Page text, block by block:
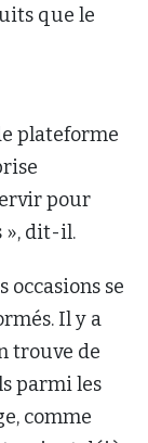
que le
plateforme
pour
», dit-il.
occasions se
Il y a
trouve de
parmi les
comme